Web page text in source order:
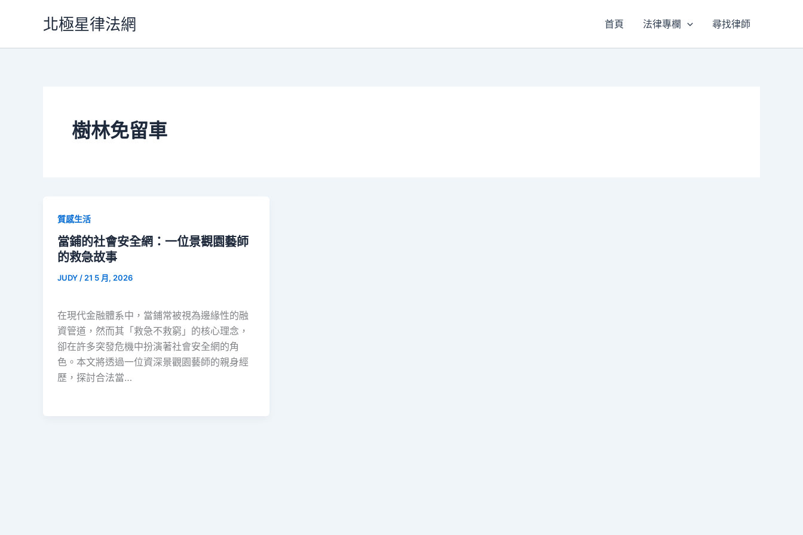
北極星律法網 首頁 法律專欄 尋找律師
樹林免留車
質感生活
當鋪的社會安全網：一位景觀園藝師
的救急故事
JUDY / 21 5 月, 2026
在現代金融體系中，當鋪常被視為邊緣性的融
資管道，然而其「救急不救窮」的核心理念，
卻在許多突發危機中扮演著社會安全網的角
色。本文將透過一位資深景觀園藝師的親身經
歷，探討合法當…